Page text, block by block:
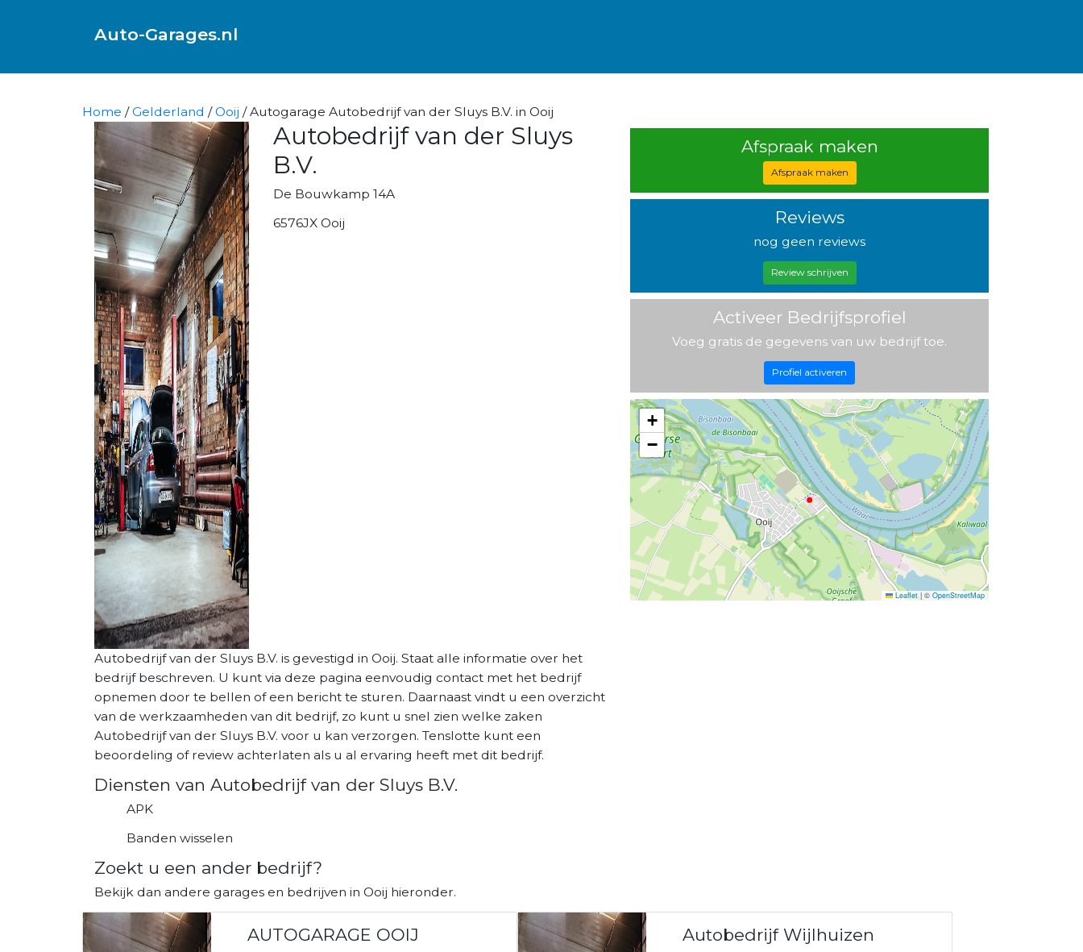
Auto-Garages.nl
Home /Gelderland /Ooij / Autogarage Autobedrijf van der Sluys B.V. in Ooij
Autobedrijf van der Sluys
B.V.
De Bouwkamp 14A
6576JX Ooij
Autobedrijf van der Sluys B.V. is gevestigd in Ooij. Staat alle informatie over het
bedrijf beschreven. U kunt via deze pagina eenvoudig contact met het bedrijf
opnemen door te bellen of een bericht te sturen. Daarnaast vindt u een overzicht
van de werkzaamheden van dit bedrijf, zo kunt u snel zien welke zaken
Autobedrijf van der Sluys B.V. voor u kan verzorgen. Tenslotte kunt een
beoordeling of review achterlaten als u al ervaring heeft met dit bedrijf.
Diensten van Autobedrijf van der Sluys B.V.
APK
Banden wisselen
Afspraak maken
Afspraak maken
Reviews
nog geen reviews
Review schrijven
Activeer Bedrijfsprofiel
Voeg gratis de gegevens van uw bedrijf toe.
Profiel activeren
+
−
Leaflet | © OpenStreetMap
Zoekt u een ander bedrijf?
Bekijk dan andere garages en bedrijven in Ooij hieronder.
AUTOGARAGE OOIJ Autobedrijf Wijlhuizen